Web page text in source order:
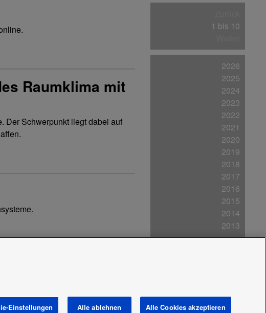
Raumklima mit
Der Schwerpunkt liegt dabei auf
1 bis 10
2026
2025
2024
2023
2022
2021
2020
2019
2018
2017
2016
2015
2014
2013
Land
Einstellungen Alle ablehnen Alle Cookies akzeptieren